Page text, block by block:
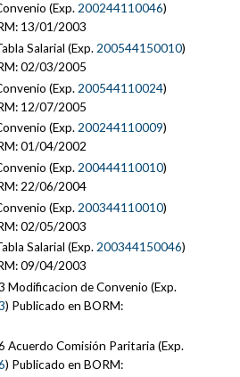
(Exp. 200244110046)
13/01/2003
Salarial (Exp. 200544150010)
02/03/2005
(Exp. 200544110024)
12/07/2005
(Exp.200244110009)
01/04/2002
(Exp. 200444110010)
22/06/2004
(Exp. 200344110010)
02/05/2003
Salarial (Exp.200344150046)
09/04/2003
de Convenio (Exp.
) Publicado en BORM:
Comisión Paritaria (Exp.
) Publicado en BORM: